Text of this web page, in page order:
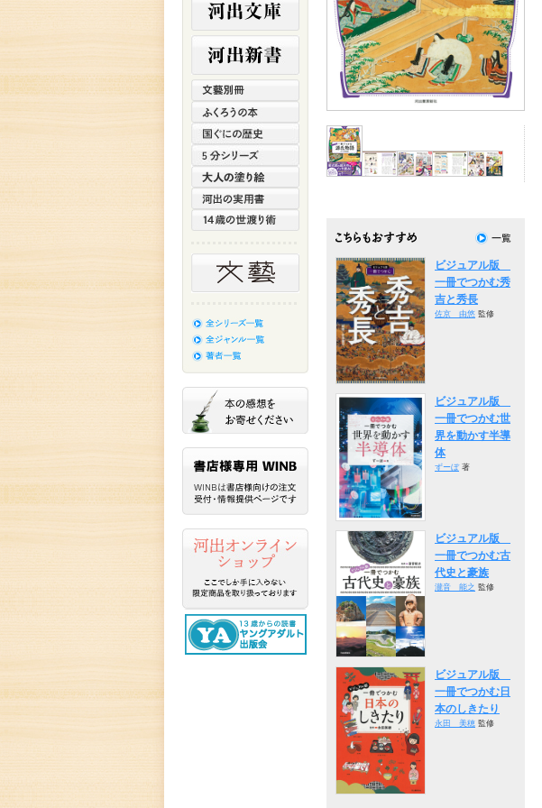
ビジュアル版
一冊でつかむ秀
吉と秀長
佐京 由悠 監修
ビジュアル版
一冊でつかむ世
界を動かす半導
体
ずーぼ著
ビジュアル版
一冊でつかむ古
代史と豪族
瀧音 能之 監修
ビジュアル版
一冊でつかむ日
本のしきたり
永田 美穂 監修